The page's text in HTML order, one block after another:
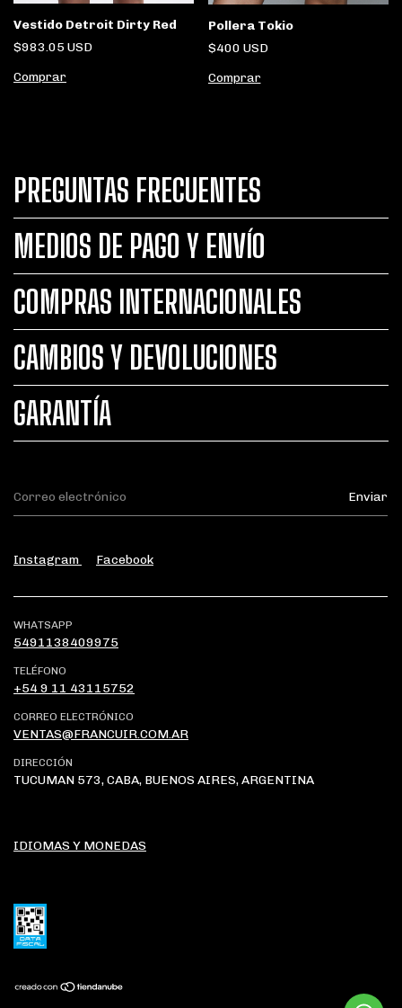
Vestido Detroit Dirty Red
$983.05 USD
Comprar
Pollera Tokio
$400 USD
Comprar
PREGUNTAS FRECUENTES
MEDIOS DE PAGO Y ENVÍO
COMPRAS INTERNACIONALES
CAMBIOS Y DEVOLUCIONES
GARANTÍA
Instagram Facebook
WHATSAPP
5491138409975
TELÉFONO
+54 9 11 43115752
CORREO ELECTRÓNICO
VENTAS@FRANCUIR.COM.AR
DIRECCIÓN
TUCUMAN 573, CABA, BUENOS AIRES, ARGENTINA
IDIOMAS Y MONEDAS